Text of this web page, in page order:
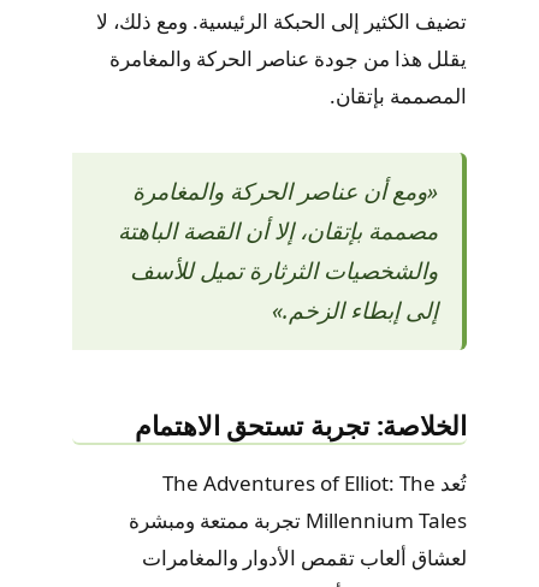
تضيف الكثير إلى الحبكة الرئيسية. ومع ذلك، لا
يقلل هذا من جودة عناصر الحركة والمغامرة
المصممة بإتقان.
«ومع أن عناصر الحركة والمغامرة
مصممة بإتقان، إلا أن القصة الباهتة
والشخصيات الثرثارة تميل للأسف
إلى إبطاء الزخم.»
الخلاصة: تجربة تستحق الاهتمام
تُعد The Adventures of Elliot: The
Millennium Tales تجربة ممتعة ومبشرة
لعشاق ألعاب تقمص الأدوار والمغامرات